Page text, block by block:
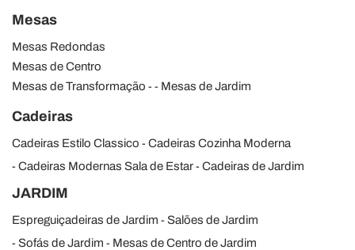
Mesas
Mesas Redondas
Mesas de Centro
Mesas de Transformação
Mesas de Jardim
Cadeiras
Cadeiras Estilo Classico
Cadeiras Cozinha Moderna
Cadeiras Modernas Sala de Estar
Cadeiras de Jardim
JARDIM
Espreguiçadeiras de Jardim
Salões de Jardim
Sofás de Jardim
Mesas de Centro de Jardim